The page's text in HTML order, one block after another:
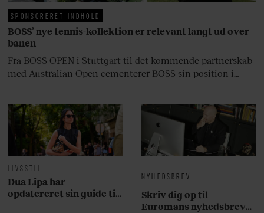
LIVSSTIL
Dua Lipa har
opdatereret sin guide til
NYHEDSBREV
Skriv dig op til
Euromans nyhedsbrev
SPONSORERET INDHOLD
BOSS’ nye tennis-kollektion er relevant langt ud over
banen
Fra BOSS OPEN i Stuttgart til det kommende partnerskab
med Australian Open cementerer BOSS sin position i